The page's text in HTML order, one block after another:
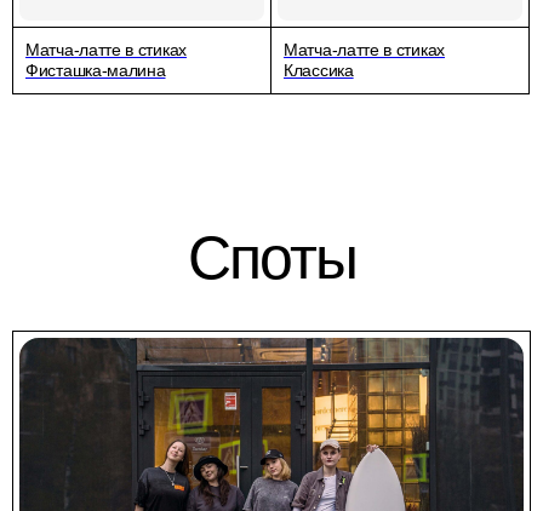
Матча-латте в стиках
Фисташка-малина
Матча-латте в стиках
Классика
Споты